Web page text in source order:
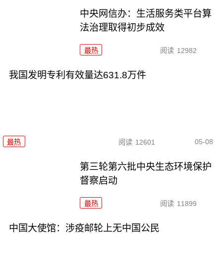
中央网信办：生活服务类平台算
法治理取得初步成效
最热 阅读 12982
我国发明专利有效量达631.8万件
最热 阅读 12601 05-08
第三轮第六批中央生态环境保护
督察启动
最热 阅读 11899
中国大使馆：涉疫邮轮上无中国公民